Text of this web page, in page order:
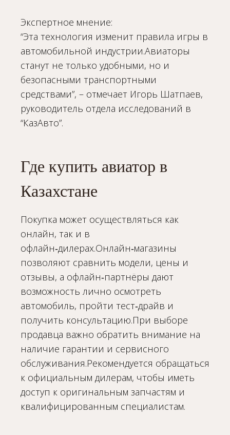
Экспертное мнение:
“Эта технология изменит правила игры в
автомобильной индустрии.Авиаторы
станут не только удобными, но и
безопасными транспортными
средствами”, – отмечает Игорь Шатпаев,
руководитель отдела исследований в
“КазАвто”.
Где купить авиатор в
Казахстане
Покупка может осуществляться как
онлайн, так и в
офлайн‑дилерах.Онлайн‑магазины
позволяют сравнить модели, цены и
отзывы, а офлайн‑партнёры дают
возможность лично осмотреть
автомобиль, пройти тест‑драйв и
получить консультацию.При выборе
продавца важно обратить внимание на
наличие гарантии и сервисного
обслуживания.Рекомендуется обращаться
к официальным дилерам, чтобы иметь
доступ к оригинальным запчастям и
квалифицированным специалистам.